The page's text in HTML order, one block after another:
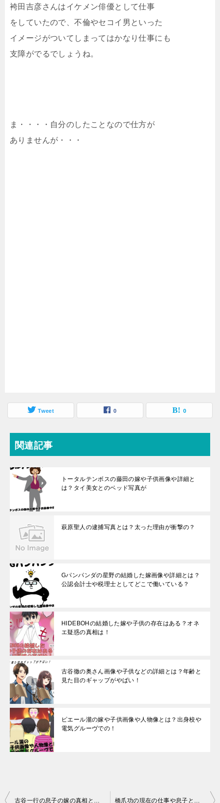
袴田吉彦さんはイケメン俳優として仕事
をしていたので、不倫やセコイ男といった
イメージがついてしまってはかなり仕事にも
支障がでるでしょうね。
ま・・・・自分のしたことなので仕方が
ありませんが・・・
Tweet 0 0
関連記事
トータルテンボスの藤田の嫁や子供画像や詳細と
は？タイ美女とのベッド写真が
萩原聖人の逮捕写真とは？太った理由が衝撃の？
Gパンパンダの星野の結婚した嫁画像や詳細とは？
公認会計士や税理士としてどこで働いている？
HIDEBOHの結婚した嫁や子供の存在はある？オネ
エ疑惑の真相は！
古谷徹の奥さん画像や子供などの詳細とは？年齢と
見た目のギャップがやばい！
ピエール瀧の嫁や子供画像や人物像とは？出身校や
電気グルーヴでの！
投 古谷一行の息子の嫁の真相とは？嫁の画像が明らかに？ 橋爪功の現在の仕事や息子との関係とは？嫁や娘との画像が？